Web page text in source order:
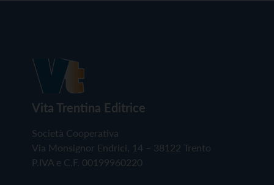
Vita Trentina Editrice
Società Cooperativa
Via Monsignor Endrici, 14 – 38122 Trento
P.IVA e C.F. 00199960220